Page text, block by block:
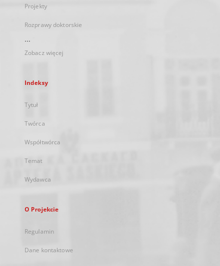
Projekty
Rozprawy doktorskie
...
Zobacz więcej
Indeksy
Tytuł
Twórca
Współtwórca
Temat
Wydawca
O Projekcie
Regulamin
Dane kontaktowe